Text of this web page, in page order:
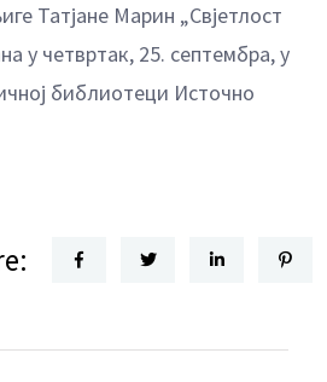
Татјане Марин „Свјетлост
у четвртак, 25. септембра, у
библиотеци Источно